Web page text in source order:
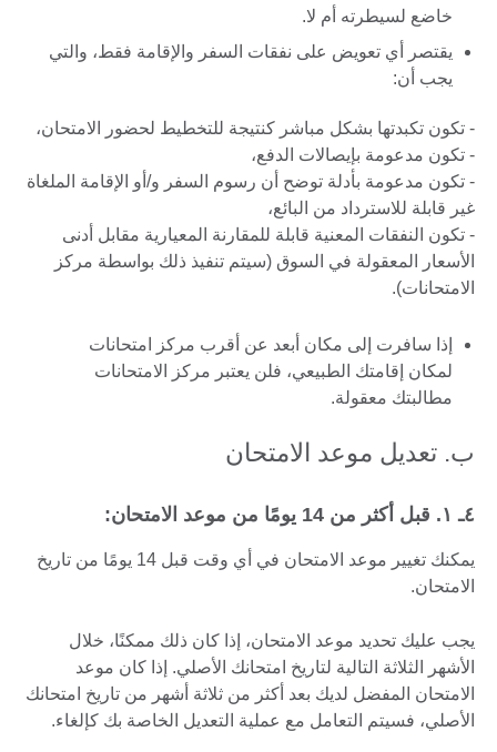
خاضع لسيطرته أم لا.
يقتصر أي تعويض على نفقات السفر والإقامة فقط، والتي
يجب أن:
- تكون تكبدتها بشكل مباشر كنتيجة للتخطيط لحضور الامتحان،
- تكون مدعومة بإيصالات الدفع،
- تكون مدعومة بأدلة توضح أن رسوم السفر و/أو الإقامة الملغاة
غير قابلة للاسترداد من البائع،
- تكون النفقات المعنية قابلة للمقارنة المعيارية مقابل أدنى
الأسعار المعقولة في السوق (سيتم تنفيذ ذلك بواسطة مركز
الامتحانات).
إذا سافرت إلى مكان أبعد عن أقرب مركز امتحانات
لمكان إقامتك الطبيعي، فلن يعتبر مركز الامتحانات
مطالبتك معقولة.
ب. تعديل موعد الامتحان
٤ـ ۱. قبل أكثر من 14 يومًا من موعد الامتحان:
يمكنك تغيير موعد الامتحان في أي وقت قبل 14 يومًا من تاريخ
الامتحان.
يجب عليك تحديد موعد الامتحان، إذا كان ذلك ممكنًا، خلال
الأشهر الثلاثة التالية لتاريخ امتحانك الأصلي. إذا كان موعد
الامتحان المفضل لديك بعد أكثر من ثلاثة أشهر من تاريخ امتحانك
الأصلي، فسيتم التعامل مع عملية التعديل الخاصة بك كإلغاء.